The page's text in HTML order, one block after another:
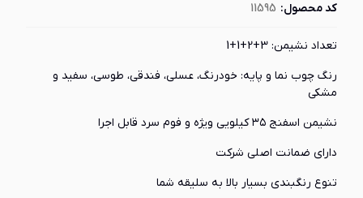
کد محصول: 11595
تعداد نشیمن: 3+2+1+1
رنگ چوب نما و پایه: خودرنگ، عسلی، فندقی، طوسی، سفید و
مشکی
نشیمن اسفنج ۳۵ کیلویی ویژه و فوم سرد قابل اجرا
دارای ضمانت اصلی شرکت
تنوع رنگبندی بسیار بالا به سلیقه شما